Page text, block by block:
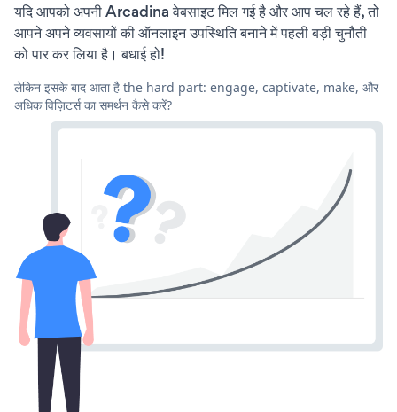
यदि आपको अपनी Arcadina वेबसाइट मिल गई है और आप चल रहे हैं, तो
आपने अपने व्यवसायों की ऑनलाइन उपस्थिति बनाने में पहली बड़ी चुनौती
को पार कर लिया है। बधाई हो!
लेकिन इसके बाद आता है the hard part: engage, captivate, make, और
अधिक विज़िटर्स का समर्थन कैसे करें?